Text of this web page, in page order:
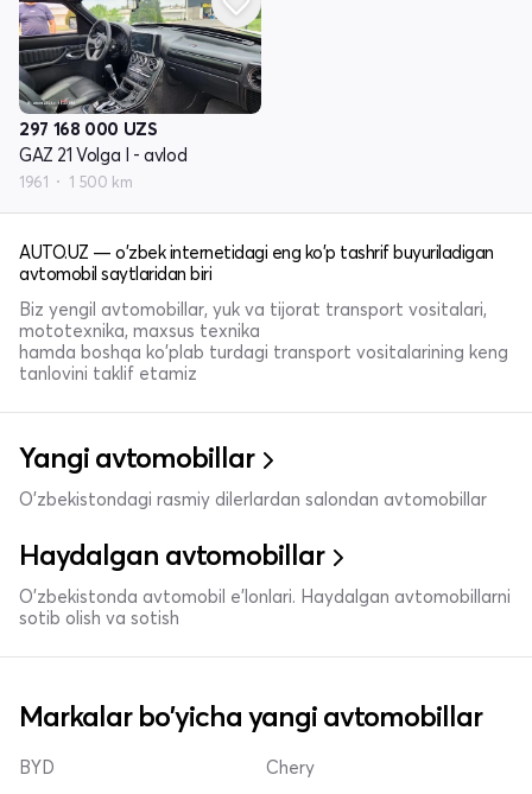
297 168 000 UZS
GAZ 21 Volga I - avlod
1961 1 500 km
AUTO.UZ — o'zbek internetidagi eng ko'p tashrif buyuriladigan
avtomobil saytlaridan biri
Biz yengil avtomobillar, yuk va tijorat transport vositalari,
mototexnika, maxsus texnika
hamda boshqa ko'plab turdagi transport vositalarining keng
tanlovini taklif etamiz
Yangi avtomobillar
O'zbekistondagi rasmiy dilerlardan salondan avtomobillar
Haydalgan avtomobillar
O'zbekistonda avtomobil e’lonlari. Haydalgan avtomobillarni
sotib olish va sotish
Markalar bo'yicha yangi avtomobillar
BYD Chery